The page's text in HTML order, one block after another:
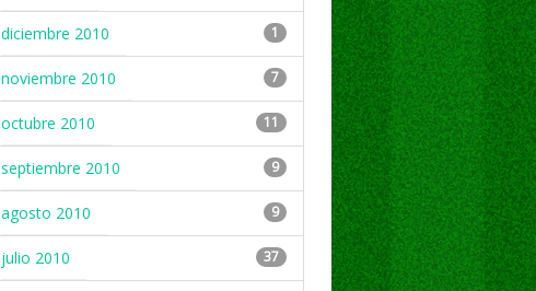
diciembre 2010 1
noviembre 2010 7
octubre 2010 11
septiembre 2010 9
agosto 2010 9
julio 2010 37